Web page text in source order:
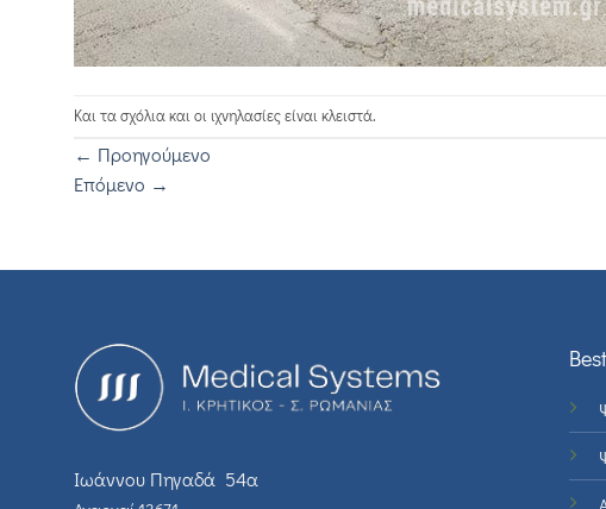
Και τα σχόλια και οι ιχνηλασίες είναι κλειστά.
← Προηγούμενο
Επόμενο →
Ιωάννου Πηγαδά 54α